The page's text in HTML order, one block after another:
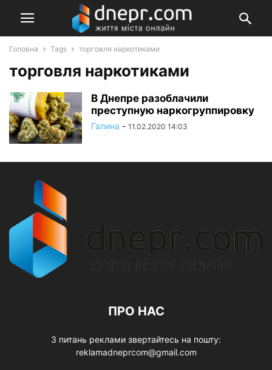
Головна Tags торговля наркотиками
торговля наркотиками
В Днепре разоблачили
преступную наркогруппировку
Галина - 11.02.2020 14:03
ПРО НАС
З питань реклами звертайтесь на пошту:
reklamadneprcom@gmail.com